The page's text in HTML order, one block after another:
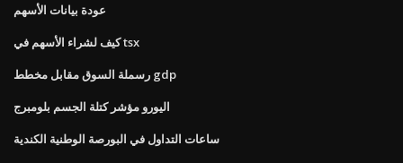
عودة بيانات الأسهم
كيف لشراء الأسهم في tsx
رسملة السوق مقابل مخطط gdp
اليورو مؤشر كتلة الجسم بلومبرج
ساعات التداول في البورصة الوطنية الكندية